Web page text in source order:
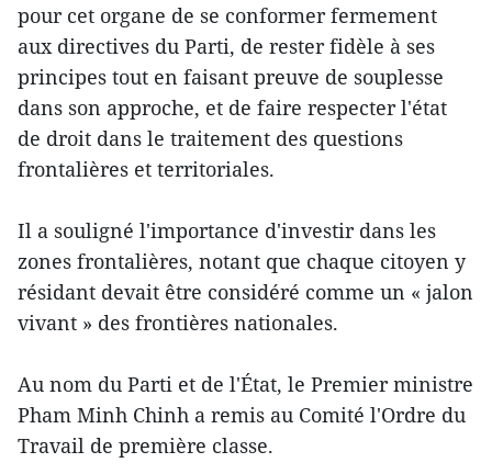
pour cet organe de se conformer fermement
aux directives du Parti, de rester fidèle à ses
principes tout en faisant preuve de souplesse
dans son approche, et de faire respecter l'état
de droit dans le traitement des questions
frontalières et territoriales.
Il a souligné l'importance d'investir dans les
zones frontalières, notant que chaque citoyen y
résidant devait être considéré comme un « jalon
vivant » des frontières nationales.
Au nom du Parti et de l'État, le Premier ministre
Pham Minh Chinh a remis au Comité l'Ordre du
Travail de première classe.